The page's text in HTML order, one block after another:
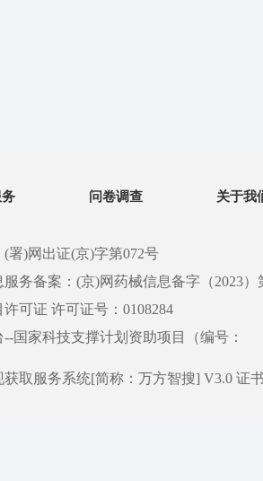
问卷调查 关于我
署)网出证(京)字第072号
务备案：(京)网药械信息备字（2023）
可证 许可证号：0108284
国家科技支撑计划资助项目（编号：
取服务系统[简称：万方智搜] V3.0 证